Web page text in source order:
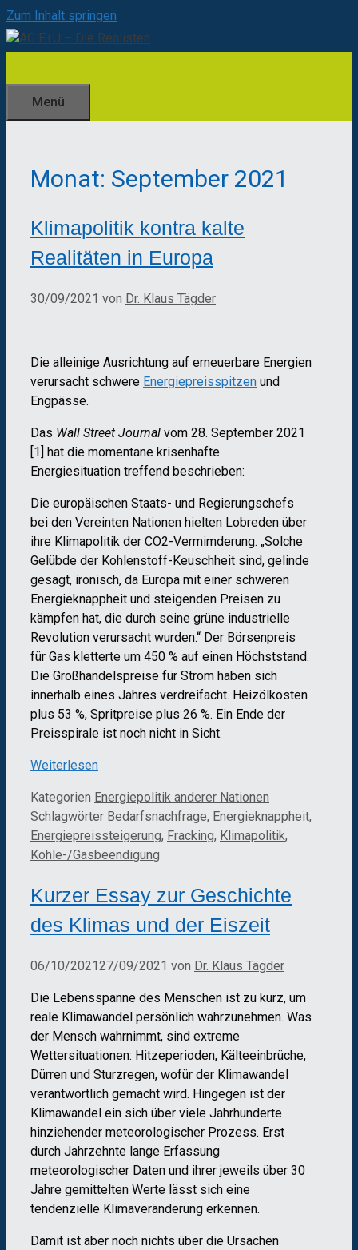
Zum Inhalt springen
Menü
Monat: September 2021
Klimapolitik kontra kalte
Realitäten in Europa
30/09/2021 von Dr. Klaus Tägder
Die alleinige Ausrichtung auf erneuerbare Energien
verursacht schwere Energiepreisspitzen und
Engpässe.
Das Wall Street Journal vom 28. September 2021
[1] hat die momentane krisenhafte
Energiesituation treffend beschrieben:
Die europäischen Staats- und Regierungschefs
bei den Vereinten Nationen hielten Lobreden über
ihre Klimapolitik der CO2-Vermimderung. „Solche
Gelübde der Kohlenstoff-Keuschheit sind, gelinde
gesagt, ironisch, da Europa mit einer schweren
Energieknappheit und steigenden Preisen zu
kämpfen hat, die durch seine grüne industrielle
Revolution verursacht wurden.“ Der Börsenpreis
für Gas kletterte um 450 % auf einen Höchststand.
Die Großhandelspreise für Strom haben sich
innerhalb eines Jahres verdreifacht. Heizölkosten
plus 53 %, Spritpreise plus 26 %. Ein Ende der
Preisspirale ist noch nicht in Sicht.
Weiterlesen
Kategorien Energiepolitik anderer Nationen
Schlagwörter Bedarfsnachfrage, Energieknappheit,
Energiepreissteigerung, Fracking, Klimapolitik,
Kohle-/Gasbeendigung
Kurzer Essay zur Geschichte
des Klimas und der Eiszeit
06/10/202127/09/2021 von Dr. Klaus Tägder
Die Lebensspanne des Menschen ist zu kurz, um
reale Klimawandel persönlich wahrzunehmen. Was
der Mensch wahrnimmt, sind extreme
Wettersituationen: Hitzeperioden, Kälteeinbrüche,
Dürren und Sturzregen, wofür der Klimawandel
verantwortlich gemacht wird. Hingegen ist der
Klimawandel ein sich über viele Jahrhunderte
hinziehender meteorologischer Prozess. Erst
durch Jahrzehnte lange Erfassung
meteorologischer Daten und ihrer jeweils über 30
Jahre gemittelten Werte lässt sich eine
tendenzielle Klimaveränderung erkennen.
Damit ist aber noch nichts über die Ursachen